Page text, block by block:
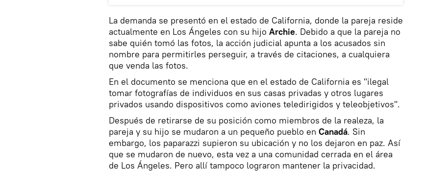
La demanda se presentó en el estado de California, donde la pareja reside
actualmente en Los Ángeles con su hijo Archie. Debido a que la pareja no
sabe quién tomó las fotos, la acción judicial apunta a los acusados sin
nombre para permitirles perseguir, a través de citaciones, a cualquiera
que venda las fotos.
En el documento se menciona que en el estado de California es "ilegal
tomar fotografías de individuos en sus casas privadas y otros lugares
privados usando dispositivos como aviones teledirigidos y teleobjetivos".
Después de retirarse de su posición como miembros de la realeza, la
pareja y su hijo se mudaron a un pequeño pueblo en Canadá. Sin
embargo, los paparazzi supieron su ubicación y no los dejaron en paz. Así
que se mudaron de nuevo, esta vez a una comunidad cerrada en el área
de Los Ángeles. Pero allí tampoco lograron mantener la privacidad.